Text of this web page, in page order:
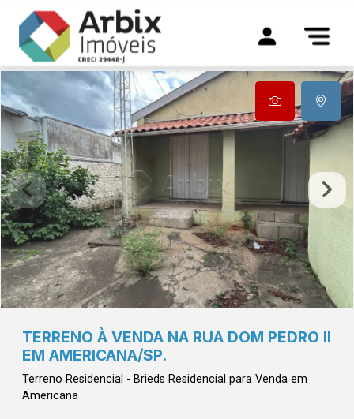
TERRENO À VENDA NA RUA DOM PEDRO II
EM AMERICANA/SP.
Terreno Residencial - Brieds Residencial para Venda em
Americana